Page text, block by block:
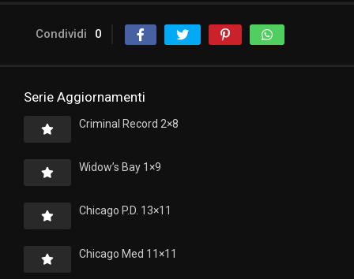
Condividi 0
Serie Aggiornamenti
Criminal Record 2×8
Widow’s Bay 1×9
Chicago P.D. 13×11
Chicago Med 11×11